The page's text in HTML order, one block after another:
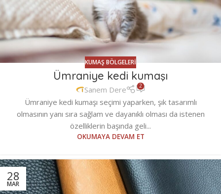
KUMAŞ BÖLGELERI
Ümraniye kedi kumaşı
Sanem Dere 2
Ümraniye kedi kumaşı seçimi yaparken, şık tasarımlı
olmasının yanı sıra sağlam ve dayanıklı olması da istenen
özelliklerin başında geli...
OKUMAYA DEVAM ET
28
MAR